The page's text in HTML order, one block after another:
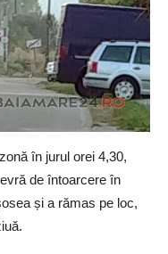
în jurul orei 4,30,
de întoarcere în
și a rămas pe loc,